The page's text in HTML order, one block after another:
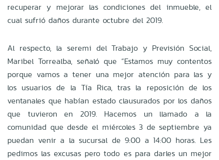
recuperar y mejorar las condiciones del inmueble, el
cual sufrió daños durante octubre del 2019.
Al respecto, la seremi del Trabajo y Previsión Social,
Maribel Torrealba, señaló que “Estamos muy contentos
porque vamos a tener una mejor atención para las y
los usuarios de la Tía Rica, tras la reposición de los
ventanales que habían estado clausurados por los daños
que tuvieron en 2019. Hacemos un llamado a la
comunidad que desde el miércoles 3 de septiembre ya
puedan venir a la sucursal de 9:00 a 14:00 horas. Les
pedimos las excusas pero todo es para darles un mejor